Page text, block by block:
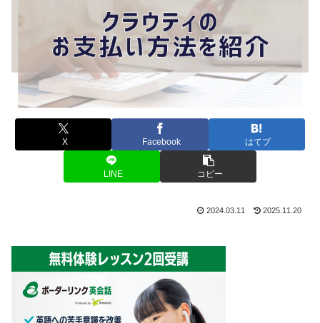
X Facebook はてブ
LINE コピー
2024.03.11 2025.11.20